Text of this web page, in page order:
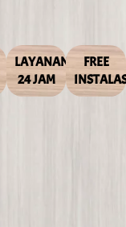
LAYANAN
24 JAM
FREE